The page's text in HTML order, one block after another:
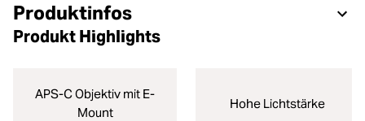
Produktinfos
Produkt Highlights
APS-C Objektiv mit E-
Mount
Hohe Lichtstärke